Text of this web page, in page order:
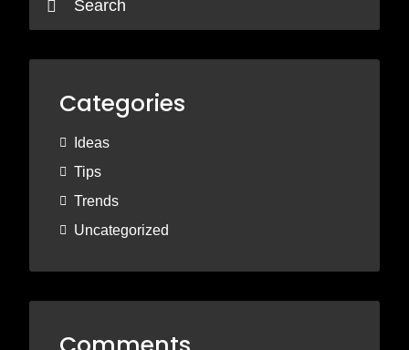
Categories
Ideas
Tips
Trends
Uncategorized